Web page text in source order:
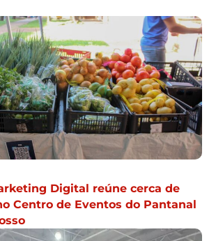
Digital reúne cerca de
Centro de Eventos do Pantanal